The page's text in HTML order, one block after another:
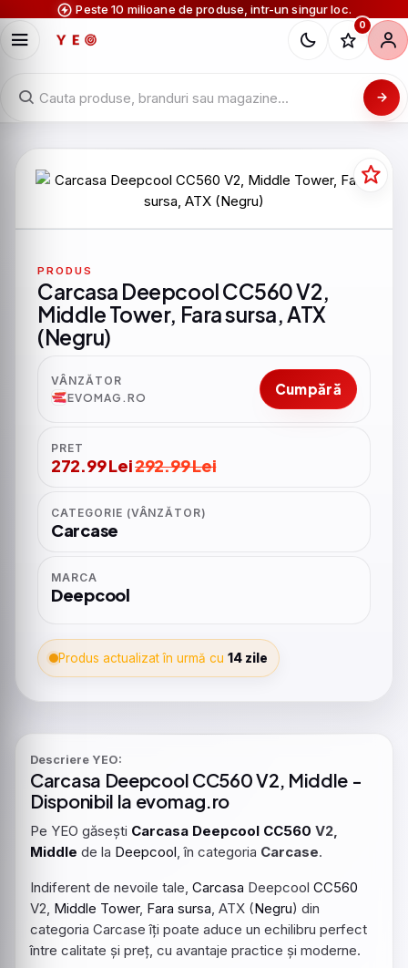
Peste 10 milioane de produse, intr-un singur loc.
0
PRODUS
Carcasa Deepcool CC560 V2,
Middle Tower, Fara sursa, ATX
(Negru)
VÂNZĂTOR
EVOMAG.RO
Cumpără
PRET
272.99 Lei292.99 Lei
CATEGORIE (VÂNZĂTOR)
Carcase
MARCA
Deepcool
Produs actualizat în urmă cu 14 zile
Descriere YEO:
Carcasa Deepcool CC560V2, Middle -
Disponibil la evomag.ro
Pe YEO găsești Carcasa Deepcool CC560 V2,
Middle de la Deepcool, în categoria Carcase.
Indiferent de nevoile tale, Carcasa Deepcool CC560
V2, Middle Tower, Fara sursa, ATX (Negru) din
categoria Carcase îți poate aduce un echilibru perfect
între calitate și preț, cu avantaje practice și moderne.